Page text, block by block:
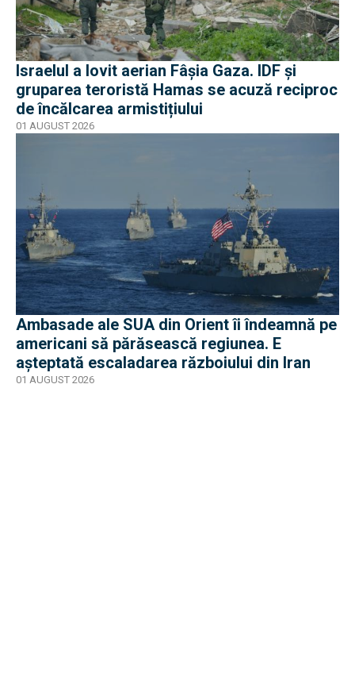
Israelul a lovit aerian Fâșia Gaza. IDF și
gruparea teroristă Hamas se acuză reciproc
de încălcarea armistițiului
01 AUGUST 2026
Ambasade ale SUA din Orient îi îndeamnă pe
americani să părăsească regiunea. E
așteptată escaladarea războiului din Iran
01 AUGUST 2026